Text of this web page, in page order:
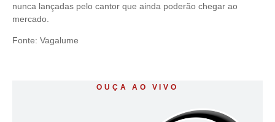
nunca lançadas pelo cantor que ainda poderão chegar ao
mercado.
Fonte: Vagalume
OUÇA AO VIVO